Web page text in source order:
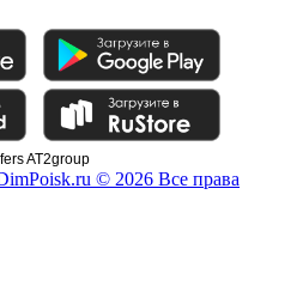
AT2group
© 2026 Все права